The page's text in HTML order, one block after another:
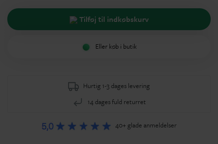
Tilføj til indkøbskurv
Eller køb i butik
Hurtig 1-3 dages levering
14 dages fuld returret
40+ glade anmeldelser